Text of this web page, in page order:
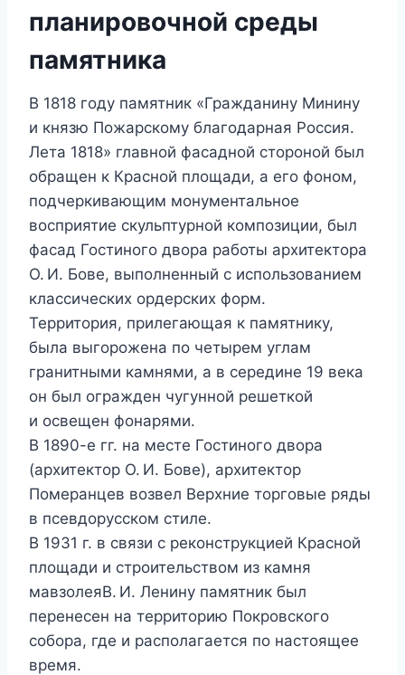
планировочной среды
памятника
В 1818 году памятник «Гражданину Минину
и князю Пожарскому благодарная Россия.
Лета 1818» главной фасадной стороной был
обращен к Красной площади, а его фоном,
подчеркивающим монументальное
восприятие скульптурной композиции, был
фасад Гостиного двора работы архитектора
О. И. Бове, выполненный с использованием
классических ордерских форм.
Территория, прилегающая к памятнику,
была выгорожена по четырем углам
гранитными камнями, а в середине 19 века
он был огражден чугунной решеткой
и освещен фонарями.
В 1890-е гг. на месте Гостиного двора
(архитектор О. И. Бове), архитектор
Померанцев возвел Верхние торговые ряды
в псевдорусском стиле.
В 1931 г. в связи с реконструкцией Красной
площади и строительством из камня
мавзолеяВ. И. Ленину памятник был
перенесен на территорию Покровского
собора, где и располагается по настоящее
время.